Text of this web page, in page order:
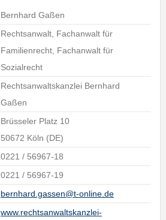
Bernhard Gaßen
Rechtsanwalt, Fachanwalt für
Familienrecht, Fachanwalt für
Sozialrecht
Rechtsanwaltskanzlei Bernhard
Gaßen
Brüsseler Platz 10
50672 Köln (DE)
0221 / 56967-18
0221 / 56967-19
bernhard.gassen@t-online.de
www.rechtsanwaltskanzlei-